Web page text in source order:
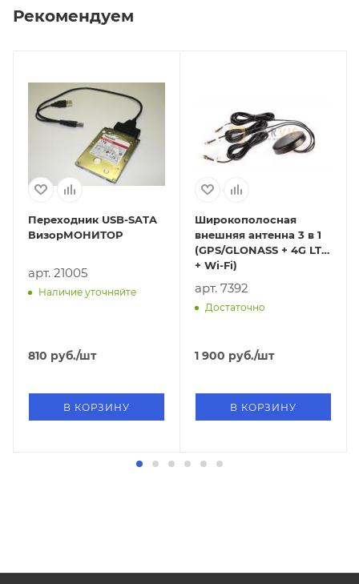
Рекомендуем
Переходник USB-SATA
ВизорМОНИТОР
арт. 21005
Наличие уточняйте
810 руб./шт
В КОРЗИНУ
Широкополосная
внешняя антенна 3 в 1
(GPS/GLONASS + 4G LTE
+ Wi-Fi)
арт. 7392
Достаточно
1 900 руб./шт
В КОРЗИНУ